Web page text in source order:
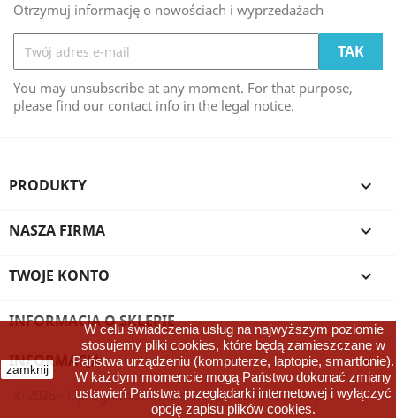
Otrzymuj informację o nowościach i wyprzedażach
You may unsubscribe at any moment. For that purpose,
please find our contact info in the legal notice.
PRODUKTY 
NASZA FIRMA 
TWOJE KONTO 
INFORMACJA O SKLEPIE
INFORMACJA 
zamknij
W celu świadczenia usług na najwyższym poziomie
stosujemy pliki cookies, które będą zamieszczane w
Państwa urządzeniu (komputerze, laptopie, smartfonie).
W każdym momencie mogą Państwo dokonać zmiany
ustawień Państwa przeglądarki internetowej i wyłączyć
opcję zapisu plików cookies.
© 2026 - Oprogramowanie e-sklepu od PrestaShop™